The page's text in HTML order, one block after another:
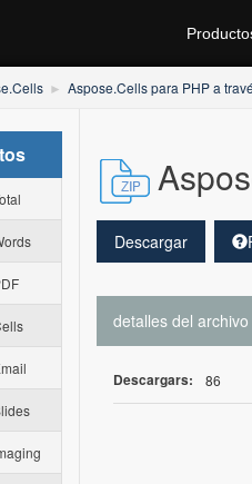
Aspose.Cells para PHP a
Descargar
detalles del archivo
Descargars: 86